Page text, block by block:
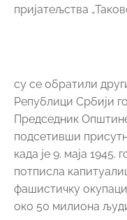
пријатељства
су се обратили
Републици Србији
Председник
подсетивши
када је 9. маја 1945.
потписла
фашистичку
око 50 милиона